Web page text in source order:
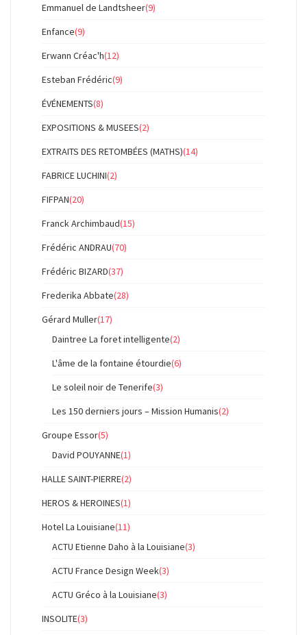
Emmanuel de Landtsheer(9)
Enfance(9)
Erwann Créac'h(12)
Esteban Frédéric(9)
ÉVÉNEMENTS(8)
EXPOSITIONS & MUSEES(2)
EXTRAITS DES RETOMBÉES (MATHS)(14)
FABRICE LUCHINI(2)
FIFPAN(20)
Franck Archimbaud(15)
Frédéric ANDRAU(70)
Frédéric BIZARD(37)
Frederika Abbate(28)
Gérard Muller(17)
Daintree La foret intelligente(2)
L'âme de la fontaine étourdie(6)
Le soleil noir de Tenerife(3)
Les 150 derniers jours – Mission Humanis(2)
Groupe Essor(5)
David POUYANNE(1)
HALLE SAINT-PIERRE(2)
HEROS & HEROINES(1)
Hotel La Louisiane(11)
ACTU Etienne Daho à la Louisiane(3)
ACTU France Design Week(3)
ACTU Gréco à la Louisiane(3)
INSOLITE(3)